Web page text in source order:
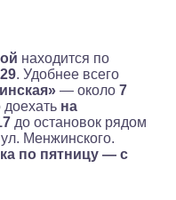
находится по
. Удобнее всего
— около 7
на
до остановок рядом
Менжинского.
по пятницу — с